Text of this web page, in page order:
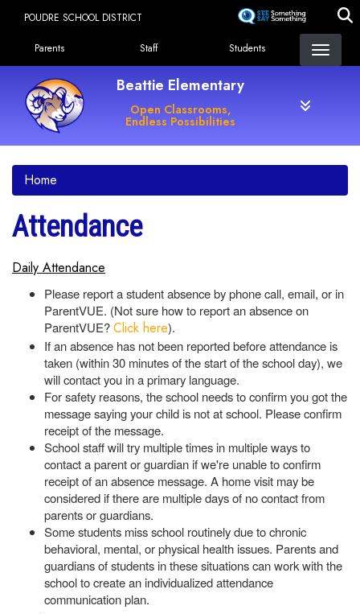
content
POUDRE SCHOOL DISTRICT
Landing Page Menu
Parents Staff Students
Beattie Elementary
Open Classrooms,
Endless Possibilities
Home
Attendance
Daily Attendance
Please report a student absence by phone call, email, or in
ParentVUE. (Not sure how to report an absence on
ParentVUE?Click here).
If an absence has not been reported before attendance is
taken (within 30 minutes of the start of the school day), we
will contact you in a primary language.
For safety reasons, the school needs to confirm you got the
message saying your child is not at school. Please confirm
receipt of the message.
School staff will try multiple times in multiple ways to
contact a parent or guardian if we're unable to confirm
receipt of an absence message. A home visit may be
considered if there are multiple days of no contact from
parents or guardians.
Some students miss school routinely due to chronic
behavioral, mental, or physical health issues. Parents and
guardians of students in these situations can work with the
school to create an individualized attendance
communication plan.